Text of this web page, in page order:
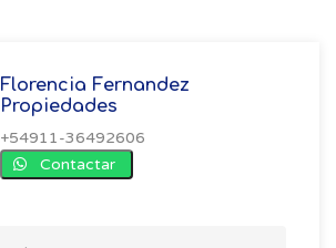
Florencia Fernandez
Propiedades
+54911-36492606
Contactar